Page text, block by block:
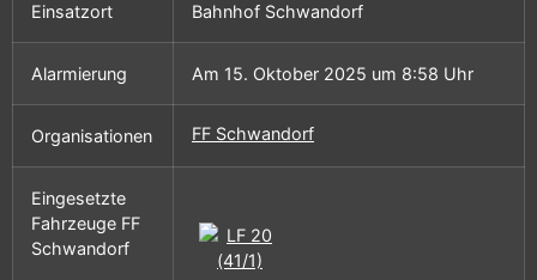
Einsatzort Bahnhof Schwandorf
Alarmierung Am 15. Oktober 2025 um 8:58 Uhr
Organisationen FF Schwandorf
Eingesetzte
Fahrzeuge FF
Schwandorf